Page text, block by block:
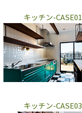
キッチン-CASE01
キッチン-CASE03